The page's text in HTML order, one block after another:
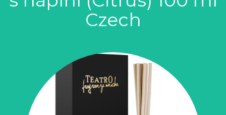
Czech